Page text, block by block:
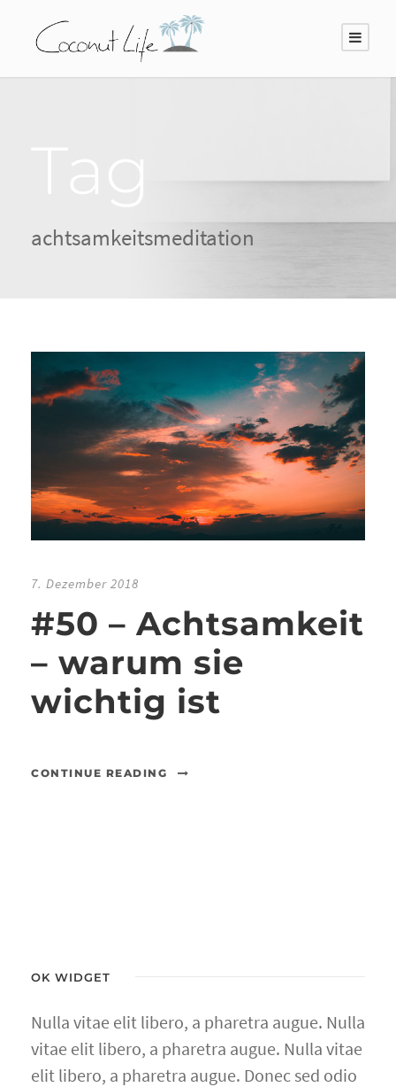
achtsamkeitsmeditation
7. Dezember 2018
#50 – Achtsamkeit
– warum sie
wichtig ist
CONTINUE READING
OK WIDGET
Nulla vitae elit libero, a pharetra augue. Nulla
vitae elit libero, a pharetra augue. Nulla vitae
elit libero, a pharetra augue. Donec sed odio